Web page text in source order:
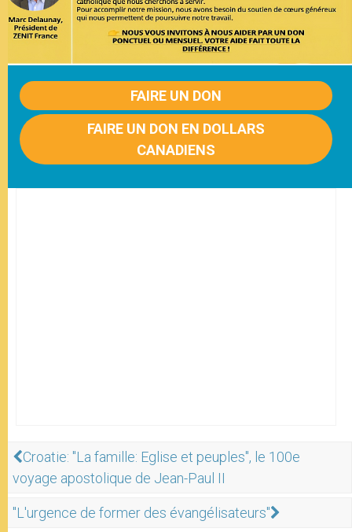
FAIRE UN DON
FAIRE UN DON EN DOLLARS
CANADIENS
Croatie: "La famille: Eglise et peuples", le 100e
voyage apostolique de Jean-Paul II
"L'urgence de former des évangélisateurs"